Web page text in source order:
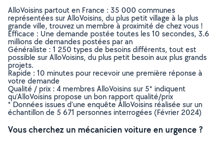
AlloVoisins partout en France : 35 000 communes
représentées sur AlloVoisins, du plus petit village à la plus
grande ville, trouvez un membre à proximité de chez vous !
Efficace : Une demande postée toutes les 10 secondes, 3.6
millions de demandes postées par an
Généraliste : 1 250 types de besoins différents, tout est
possible sur AlloVoisins, du plus petit besoin aux plus grands
projets.
Rapide : 10 minutes pour recevoir une première réponse à
votre demande
Qualité / prix : 4 membres AlloVoisins sur 5* indiquent
qu’AlloVoisins propose un bon rapport qualité/prix
* Données issues d’une enquête AlloVoisins réalisée sur un
échantillon de 5 671 personnes interrogées (Février 2024)
Vous cherchez un mécanicien voiture en urgence ?